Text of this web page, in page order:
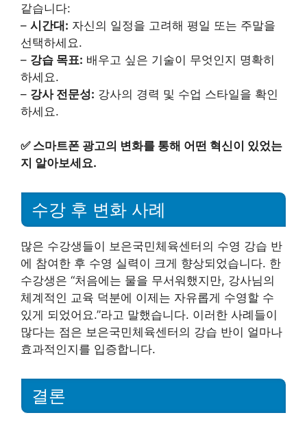
같습니다:
– 시간대: 자신의 일정을 고려해 평일 또는 주말을
선택하세요.
– 강습 목표: 배우고 싶은 기술이 무엇인지 명확히
하세요.
– 강사 전문성: 강사의 경력 및 수업 스타일을 확인
하세요.
✅ 스마트폰 광고의 변화를 통해 어떤 혁신이 있었는
지 알아보세요.
수강 후 변화 사례
많은 수강생들이 보은국민체육센터의 수영 강습 반
에 참여한 후 수영 실력이 크게 향상되었습니다. 한
수강생은 “처음에는 물을 무서워했지만, 강사님의
체계적인 교육 덕분에 이제는 자유롭게 수영할 수
있게 되었어요.”라고 말했습니다. 이러한 사례들이
많다는 점은 보은국민체육센터의 강습 반이 얼마나
효과적인지를 입증합니다.
결론